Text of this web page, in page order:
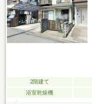
2階建て
浴室乾燥機